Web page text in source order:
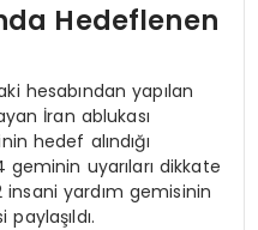
Hedeflenen
hesabından yapılan
İran ablukası
hedef alındığı
geminin uyarıları dikkate
insani yardım gemisinin